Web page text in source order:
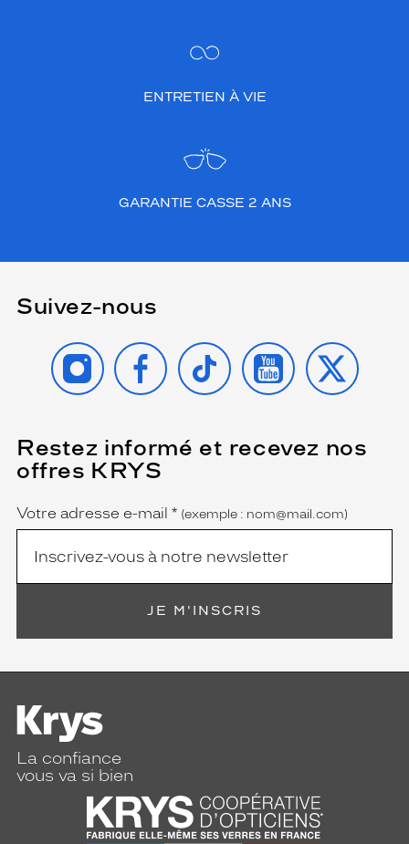
ENTRETIEN À VIE
GARANTIE CASSE 2 ANS
Suivez-nous
INSTAGRAMFACEBOOK
TIKTOK YOUTUBE
X
Restez informé et recevez nos
offres KRYS
Name
Votre adresse e-mail *
(Ce
champ
est
(exemple : nom@mail.com)
JE M'INSCRIS
La confiance
vous va si bien